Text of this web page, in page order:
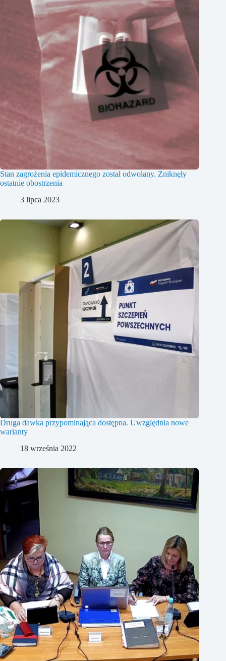
Stan zagrożenia epidemicznego został odwołany. Zniknęły
ostatnie obostrzenia
3 lipca 2023
Druga dawka przypominająca dostępna. Uwzględnia nowe
warianty
18 września 2022